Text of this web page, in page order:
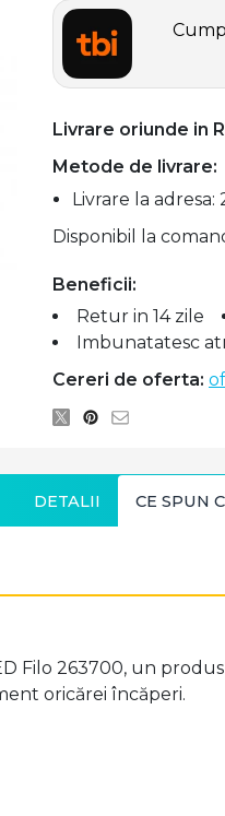
Livrare oriunde in
Metode de livrare:
Livrare la adresa:
Disponibil la
Beneficii:
Retur in 14 zile
Imbunatatesc
Cereri de oferta:
DETALII CE SPUN
Filo 263700, un
oricărei încăperi.